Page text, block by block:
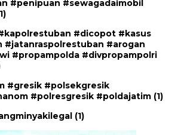
#penipuan #sewagadaimobil
#dicopot #kasus
#jatanraspolrestuban #arogan
#propampolda #divpropampolri
#gresik #polsekgresik
#polresgresik #poldajatim (1)
(1)